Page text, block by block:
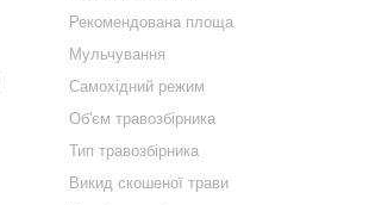
Рекомендована площа
Мульчування
Самохідний режим
Об'єм травозбірника
Тип травозбірника
Викид скошеної трави